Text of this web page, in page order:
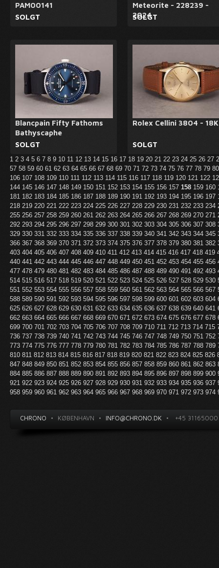
PAM00141
SOLGT
Meteorite - 228239 -
2024
SOLGT
Blancpain Fifty Fathoms
Bathyscaphe
SOLGT
Rolex Cellini 3804 - 18K
SOLGT
1 2 3 4 5 6 7 8 9 10 11 12 13 14 15 16 17 18 19 20 21 22 23 24 25 26 27
57 58 59 60 61 62 63 64 65 66 67 68 69 70 71 72 73 74 75 76 77 78 79
106 107 108 109 110 111 112 113 114 115 116 117 118 119 120 121 122
144 145 146 147 148 149 150 151 152 153 154 155 156 157 158 159 160
181 182 183 184 185 186 187 188 189 190 191 192 193 194 195 196 197
218 219 220 221 222 223 224 225 226 227 228 229 230 231 232 233 234
255 256 257 258 259 260 261 262 263 264 265 266 267 268 269 270 271
292 293 294 295 296 297 298 299 300 301 302 303 304 305 306 307 308
329 330 331 332 333 334 335 336 337 338 339 340 341 342 343 344 345
366 367 368 369 370 371 372 373 374 375 376 377 378 379 380 381 382
403 404 405 406 407 408 409 410 411 412 413 414 415 416 417 418 419
440 441 442 443 444 445 446 447 448 449 450 451 452 453 454 455 456
477 478 479 480 481 482 483 484 485 486 487 488 489 490 491 492 493
514 515 516 517 518 519 520 521 522 523 524 525 526 527 528 529 530
551 552 553 554 555 556 557 558 559 560 561 562 563 564 565 566 567
588 589 590 591 592 593 594 595 596 597 598 599 600 601 602 603 604
625 626 627 628 629 630 631 632 633 634 635 636 637 638 639 640 641
662 663 664 665 666 667 668 669 670 671 672 673 674 675 676 677 678
699 700 701 702 703 704 705 706 707 708 709 710 711 712 713 714 715
736 737 738 739 740 741 742 743 744 745 746 747 748 749 750 751 752
773 774 775 776 777 778 779 780 781 782 783 784 785 786 787 788 789
810 811 812 813 814 815 816 817 818 819 820 821 822 823 824 825 826
847 848 849 850 851 852 853 854 855 856 857 858 859 860 861 862 863
884 885 886 887 888 889 890 891 892 893 894 895 896 897 898 899 900
921 922 923 924 925 926 927 928 929 930 931 932 933 934 935 936 937
958 959 960 961 962 963 964 965 966 967 968 969 970 971 972 973 974
CHRONO • KØBENHAVN • INFO@CHRONO.DK • +45 31165000